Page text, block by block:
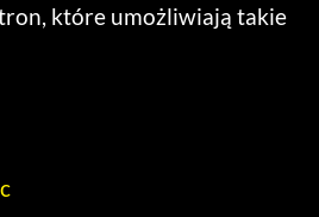
które umożliwiają takie